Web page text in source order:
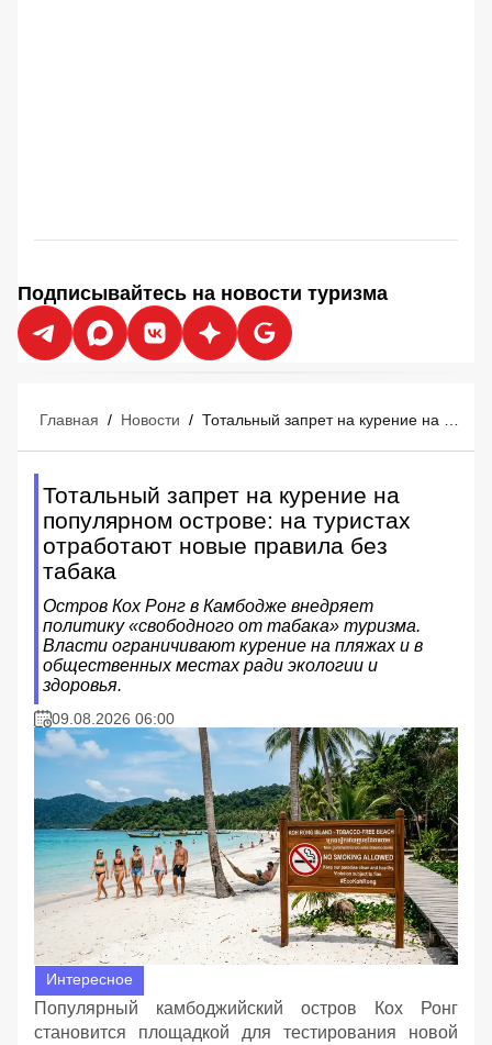
Подписывайтесь на новости туризма
Главная / Новости /
Тотальный запрет на курение на
популярном острове: на туристах
отработают новые правила без
табака
Остров Кох Ронг в Камбодже внедряет
политику «свободного от табака» туризма.
Власти ограничивают курение на пляжах и в
общественных местах ради экологии и
здоровья.
09.08.2026 06:00
Интересное
Популярный камбоджийский остров Кох Ронг
становится площадкой для тестирования новой